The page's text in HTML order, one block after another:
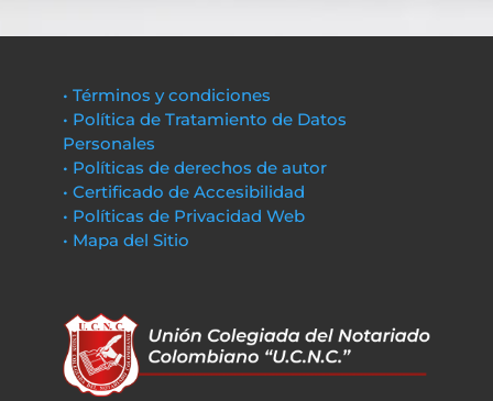
• Términos y condiciones
• Política de Tratamiento de Datos
Personales
• Políticas de derechos de autor
• Certificado de Accesibilidad
• Políticas de Privacidad Web
• Mapa del Sitio